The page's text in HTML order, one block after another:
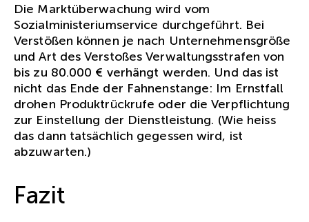
Die Marktüberwachung wird vom
Sozialministeriumservice durchgeführt. Bei
Verstößen können je nach Unternehmensgröße
und Art des Verstoßes Verwaltungsstrafen von
bis zu 80.000 € verhängt werden. Und das ist
nicht das Ende der Fahnenstange: Im Ernstfall
drohen Produktrückrufe oder die Verpflichtung
zur Einstellung der Dienstleistung. (Wie heiss
das dann tatsächlich gegessen wird, ist
abzuwarten.)
Fazit